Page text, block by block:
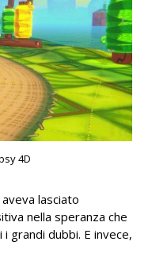
4D
lasciato
nella speranza che
grandi dubbi. E invece,